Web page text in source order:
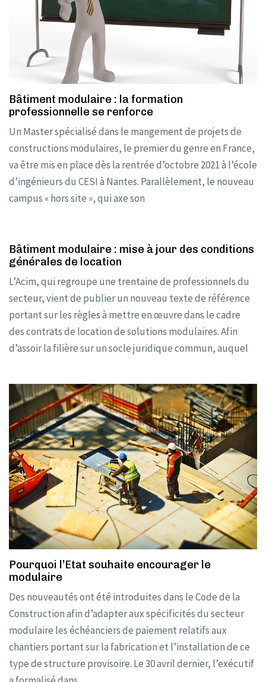
Bâtiment modulaire : la formation
professionnelle se renforce
Un Master spécialisé dans le mangement de projets de
constructions modulaires, le premier du genre en France,
va être mis en place dès la rentrée d’octobre 2021 à l’école
d’ingénieurs du CESI à Nantes. Parallèlement, le nouveau
campus « hors site », qui axe son
Bâtiment modulaire : mise à jour des conditions
générales de location
L’Acim, qui regroupe une trentaine de professionnels du
secteur, vient de publier un nouveau texte de référence
portant sur les règles à mettre en œuvre dans le cadre
des contrats de location de solutions modulaires. Afin
d’assoir la filière sur un socle juridique commun, auquel
Pourquoi l’Etat souhaite encourager le
modulaire
Des nouveautés ont été introduites dans le Code de la
Construction afin d’adapter aux spécificités du secteur
modulaire les échéanciers de paiement relatifs aux
chantiers portant sur la fabrication et l’installation de ce
type de structure provisoire. Le 30 avril dernier, l’exécutif